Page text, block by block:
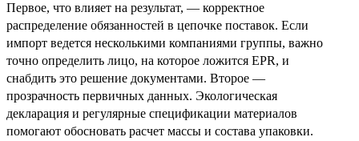
Первое, что влияет на результат, — корректное
распределение обязанностей в цепочке поставок. Если
импорт ведется несколькими компаниями группы, важно
точно определить лицо, на которое ложится EPR, и
снабдить это решение документами. Второе —
прозрачность первичных данных. Экологическая
декларация и регулярные спецификации материалов
помогают обосновать расчет массы и состава упаковки.